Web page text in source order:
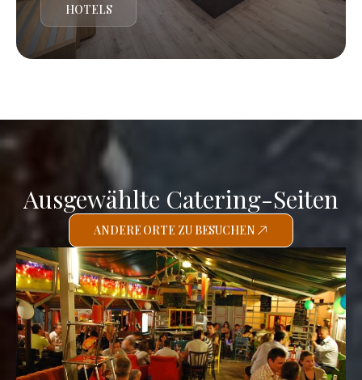
HOTELS
Ausgewählte Catering-Seiten
ANDERE ORTE ZU BESUCHEN